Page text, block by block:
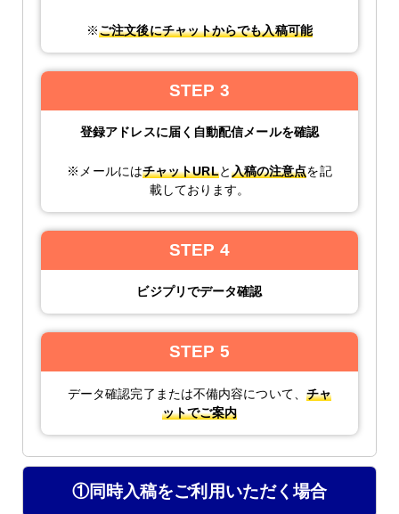
※ご注文後にチャットからでも入稿可能
STEP 3
登録アドレスに届く自動配信メールを確認
※メールにはチャットURLと入稿の注意点を記
載しております。
STEP 4
ビジプリでデータ確認
STEP 5
データ確認完了または不備内容について、 チャ
ットでご案内
①同時入稿をご利用いただく場合